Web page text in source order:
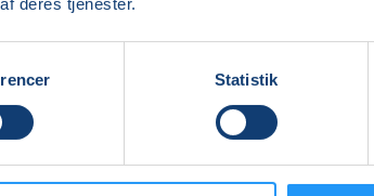
Statistik
keramiske værker – og forhåbentlig
og lysten til at arbejde videre med ler.
som er inkl. brændinger og glasur.